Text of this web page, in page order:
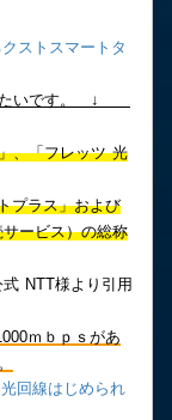
ストスマートタ
たいです。 ↓
、「フレッツ 光
プラス」および
ービス）の総称
NTT様より引用
ｍｂｐｓがあ
回線はじめられ